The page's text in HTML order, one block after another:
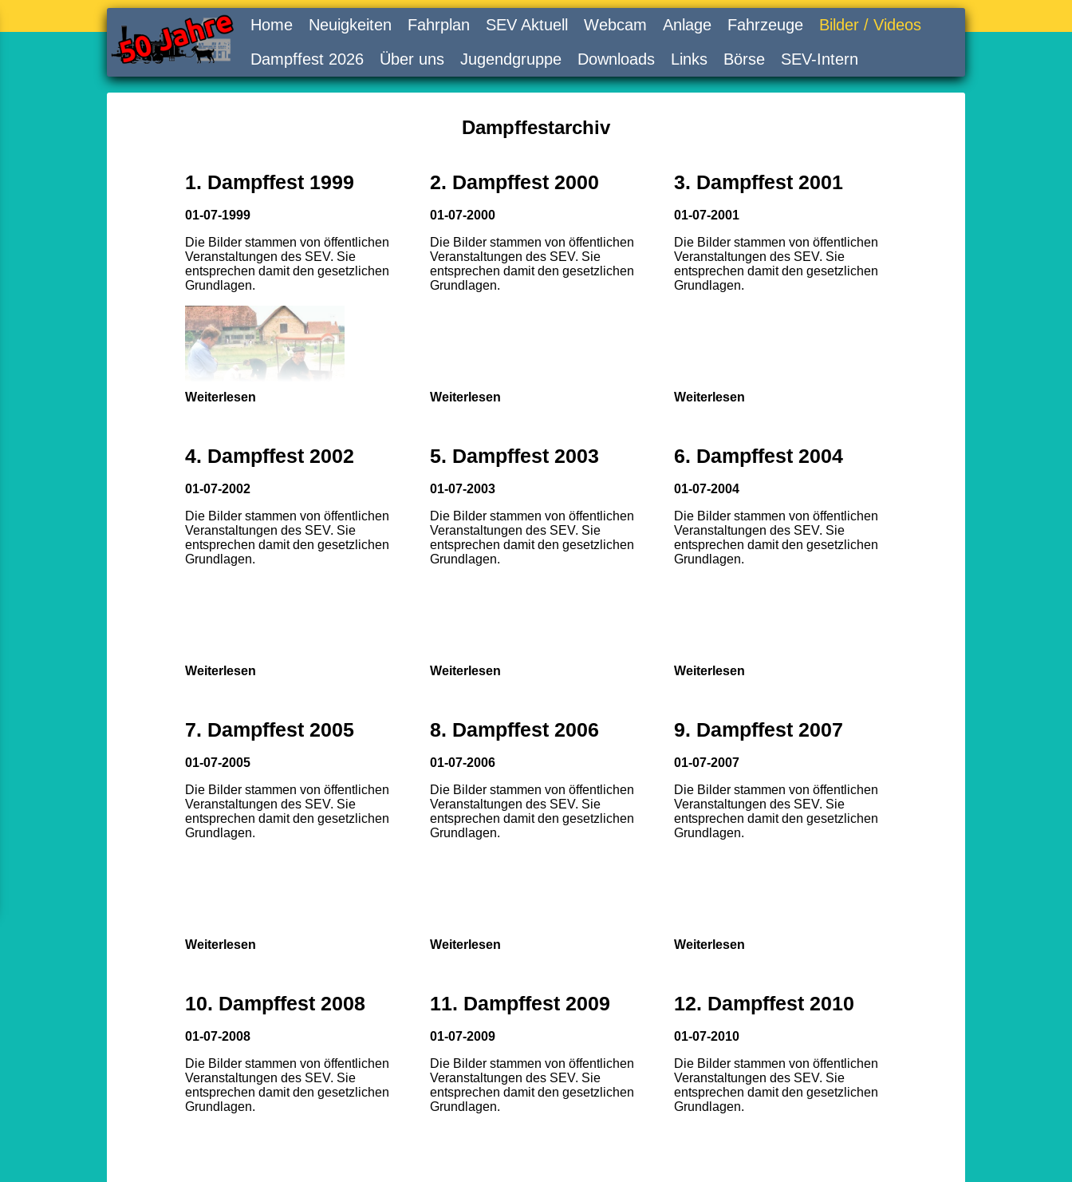
Home Neuigkeiten Fahrplan SEV Aktuell Webcam Anlage Fahrzeuge
Bilder / Videos
Dampffest 2026
Über uns Jugendgruppe Downloads Links Börse SEV-Intern
Dampffestarchiv
1. Dampffest 1999
01-07-1999
Die Bilder stammen von öffentlichen
Veranstaltungen des SEV. Sie
entsprechen damit den gesetzlichen
Grundlagen.
Weiterlesen
2. Dampffest 2000
01-07-2000
Die Bilder stammen von öffentlichen
Veranstaltungen des SEV. Sie
entsprechen damit den gesetzlichen
Grundlagen.
Weiterlesen
3. Dampffest 2001
01-07-2001
Die Bilder stammen von öffentlichen
Veranstaltungen des SEV. Sie
entsprechen damit den gesetzlichen
Grundlagen.
Weiterlesen
4. Dampffest 2002
01-07-2002
Die Bilder stammen von öffentlichen
Veranstaltungen des SEV. Sie
entsprechen damit den gesetzlichen
Grundlagen.
Weiterlesen
5. Dampffest 2003
01-07-2003
Die Bilder stammen von öffentlichen
Veranstaltungen des SEV. Sie
entsprechen damit den gesetzlichen
Grundlagen.
Weiterlesen
6. Dampffest 2004
01-07-2004
Die Bilder stammen von öffentlichen
Veranstaltungen des SEV. Sie
entsprechen damit den gesetzlichen
Grundlagen.
Weiterlesen
7. Dampffest 2005
01-07-2005
Die Bilder stammen von öffentlichen
Veranstaltungen des SEV. Sie
entsprechen damit den gesetzlichen
Grundlagen.
Weiterlesen
8. Dampffest 2006
01-07-2006
Die Bilder stammen von öffentlichen
Veranstaltungen des SEV. Sie
entsprechen damit den gesetzlichen
Grundlagen.
Weiterlesen
9. Dampffest 2007
01-07-2007
Die Bilder stammen von öffentlichen
Veranstaltungen des SEV. Sie
entsprechen damit den gesetzlichen
Grundlagen.
Weiterlesen
10. Dampffest 2008
01-07-2008
Die Bilder stammen von öffentlichen
Veranstaltungen des SEV. Sie
entsprechen damit den gesetzlichen
Grundlagen.
11. Dampffest 2009
01-07-2009
Die Bilder stammen von öffentlichen
Veranstaltungen des SEV. Sie
entsprechen damit den gesetzlichen
Grundlagen.
12. Dampffest 2010
01-07-2010
Die Bilder stammen von öffentlichen
Veranstaltungen des SEV. Sie
entsprechen damit den gesetzlichen
Grundlagen.